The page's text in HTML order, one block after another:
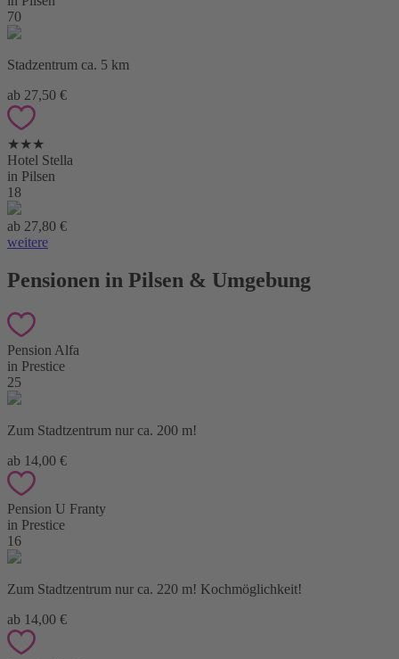
70
Stadzentrum ca. 5 km
ab 27,50 €
★★★
Hotel Stella
in Pilsen
18
ab 27,80 €
weitere
Pensionen in Pilsen & Umgebung
Pension Alfa
in Prestice
25
Zum Stadtzentrum nur ca. 200 m!
ab 14,00 €
Pension U Franty
in Prestice
16
Zum Stadtzentrum nur ca. 220 m! Kochmöglichkeit!
ab 14,00 €